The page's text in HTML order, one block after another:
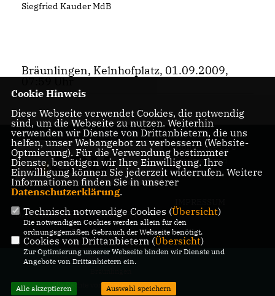
Siegfried Kauder MdB
Bräunlingen, Kelnhofplatz, 01.09.2009,
07:59 Uhr
Homepage CDU
Stadtverband
Bräunlingen
DATENSCHUTZ
KONTAKT
@2026 CDU Stadtverband
Alle Rechte vorbehalten.
Cookie Hinweis
Diese Webseite verwendet Cookies, die notwendig
sind, um die Webseite zu nutzen. Weiterhin
verwenden wir Dienste von Drittanbietern, die uns
helfen, unser Webangebot zu verbessern (Website-
Optmierung). Für die Verwendung bestimmter
Dienste, benötigen wir Ihre Einwilligung. Ihre
Einwilligung können Sie jederzeit widerrufen. Weitere
Informationen finden Sie in unserer
Datenschutzerklärung.
Technisch notwendige Cookies (Übersicht)
Die notwendigen Cookies werden allein für den
ordnungsgemäßen Gebrauch der Webseite benötigt.
Cookies von Drittanbietern (Übersicht)
Zur Optimierung unserer Webseite binden wir Dienste und
Angebote von Drittanbietern ein.
Alle akzeptieren Auswahl speichern